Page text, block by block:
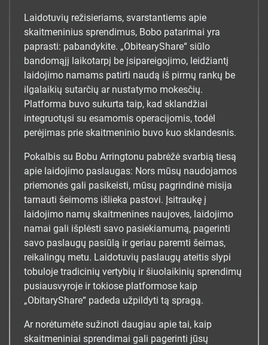
Laidotuvių režisieriams, svarstantiems apie
skaitmeninius sprendimus, Bobo patarimai yra
paprasti: pabandykite. „ObitearyShare“ siūlo
bandomąjį laikotarpį be įsipareigojimo, leidžiantį
laidojimo namams patirti naudą iš pirmų rankų be
ilgalaikių sutarčių ar nustatymo mokesčių.
Platforma buvo sukurta taip, kad sklandžiai
integruotųsi su esamomis operacijomis, todėl
perėjimas prie skaitmeninio buvo kuo sklandesnis.
Pokalbis su Bobu Arringtonu pabrėžė svarbią tiesą
apie laidojimo paslaugas: Nors mūsų naudojamos
priemonės gali pasikeisti, mūsų pagrindinė misija
tarnauti šeimoms išlieka pastovi. Įsitraukę į
laidojimo namų skaitmenines naujoves, laidojimo
namai gali išplėsti savo pasiekiamumą, pagerinti
savo paslaugų pasiūlą ir geriau paremti šeimas,
reikalingų metu. Laidotuvių paslaugų ateitis slypi
tobuloje tradicinių vertybių ir šiuolaikinių sprendimų
pusiausvyroje ir tokiose platformose kaip
„ObitaryShare“ padeda užpildyti tą spragą.
Ar norėtumėte sužinoti daugiau apie tai, kaip
skaitmeniniai sprendimai gali pagerinti jūsų